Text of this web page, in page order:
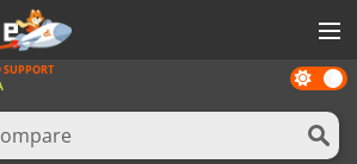
Dark
mode
SUPPORT